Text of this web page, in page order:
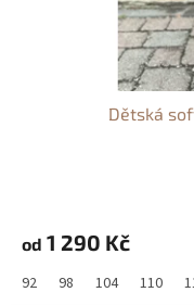
Dětská
od 1 290 Kč
92 98 104 110